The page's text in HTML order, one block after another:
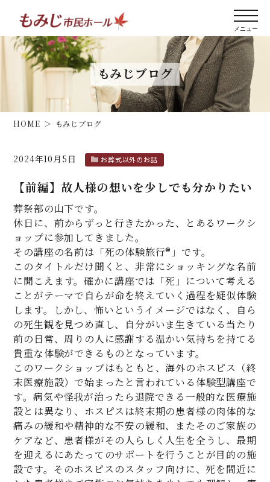
もみじブログ
HOME もみじブログ
2024年10月5日 お葬式以外のお話
【前編】故人様の想いを少しでも分かりたい
葬祭部の山下です。
休日に、前からずっと行きたかった、とあるワークシ
ョップに参加してきました。
その講座の名前は「死の体験旅行®」です。
このタイトルだけ聞くと、非常にショッキングな名前
に聞こえます。確かに講座では「死」について考える
ことがテーマで自らが命を終えていく過程を疑似体験
します。しかし、怖いというイメージではなく、自ら
の死生観を見つめ直し、自分がいま生きている当たり
前の日常、周りの人に感謝する温かい気持ちを持てる
貴重な体験ができるものとなっています。
このワークショップはもともと、海外のホスピス（終
末医療施設）で始まったと言われている体験型講座で
す。病気や怪我が治ったら退院できる一般的な医療施
設とは異なり、ホスピスは終末期の患者様の肉体的な
痛みの緩和や精神的な不安の緩和、またそのご家族の
ケアなど、患者様がその人らしく人生を全うし、最期
を迎えるにあたってのサポートを行うことが目的の施
設です。そのホスピスのスタッフ向けに、死を間近に